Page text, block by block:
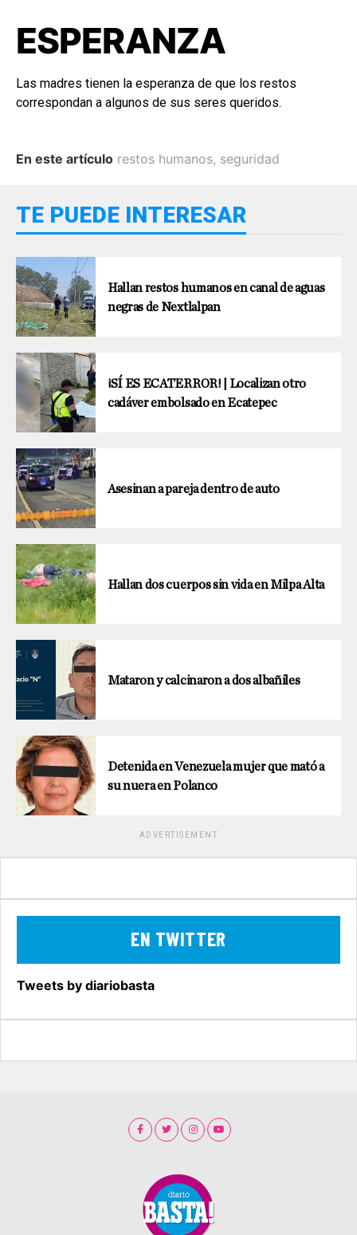
ESPERANZA
Las madres tienen la esperanza de que los restos
correspondan a algunos de sus seres queridos.
En este artículo restos humanos, seguridad
TE PUEDE INTERESAR
Hallan restos humanos en canal de aguas
negras de Nextlalpan
¡SÍ ES ECATERROR! | Localizan otro
cadáver embolsado en Ecatepec
Asesinan a pareja dentro de auto
Hallan dos cuerpos sin vida en Milpa Alta
Mataron y calcinaron a dos albañiles
Detenida en Venezuela mujer que mató a
su nuera en Polanco
ADVERTISEMENT
EN TWITTER
Tweets by diariobasta